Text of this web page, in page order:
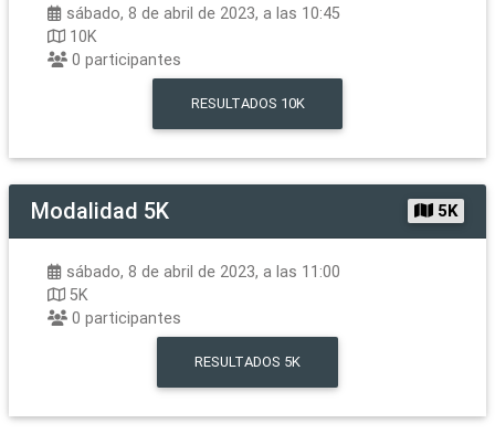
sábado, 8 de abril de 2023, a las 10:45
10K
0 participantes
RESULTADOS 10K
Modalidad 5K 5K
sábado, 8 de abril de 2023, a las 11:00
5K
0 participantes
RESULTADOS 5K